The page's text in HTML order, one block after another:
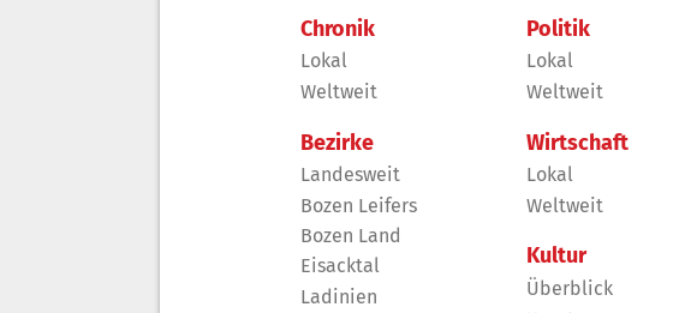
Chronik
Lokal
Weltweit
Bezirke
Landesweit
Bozen Leifers
Bozen Land
Eisacktal
Ladinien
Politik
Lokal
Weltweit
Wirtschaft
Lokal
Weltweit
Kultur
Überblick